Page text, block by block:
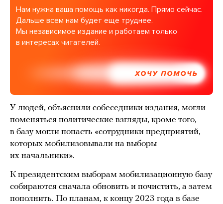
Нам нужна ваша помощь как никогда. Прямо сейчас.
Дальше всем нам будет еще труднее.
Мы независимое издание и работаем только
в интересах читателей.
ХОЧУ ПОМОЧЬ
У людей, объяснили собеседники издания, могли
поменяться политические взгляды, кроме того,
в базу могли попасть «сотрудники предприятий,
которых мобилизовывали на выборы
их начальники».
К президентским выборам мобилизационную базу
собираются сначала обновить и почистить, а затем
пополнить. По планам, к концу 2023 года в базе